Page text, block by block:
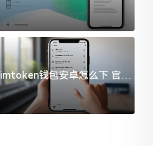
几件事没处理好
imtoken钱包安卓怎么下 官方
渠道避坑指南